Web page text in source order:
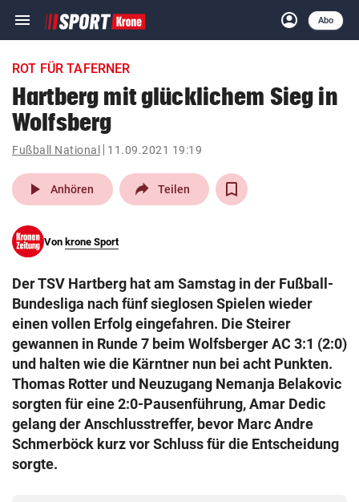
menu Navigation
ein-/ausklappen
account_circle
Anmelden
Abo
close Schließen
account_circle Anmelden
pin_drop
Wien arrow_right
search
eingeben
Muthgasse 2, 1190 Wien
ROT FÜR TAFERNER
Hartberg mit glücklichem Sieg in
Wolfsberg
Fußball National 11.09.2021 19:19
play_arrow Anhören Teilen
Von krone Sport
Der TSV Hartberg hat am Samstag in der Fußball-
Bundesliga nach fünf sieglosen Spielen wieder
einen vollen Erfolg eingefahren. Die Steirer
gewannen in Runde 7 beim Wolfsberger AC 3:1 (2:0)
und halten wie die Kärntner nun bei acht Punkten.
Thomas Rotter und Neuzugang Nemanja Belakovic
sorgten für eine 2:0-Pausenführung, Amar Dedic
gelang der Anschlusstreffer, bevor Marc Andre
Schmerböck kurz vor Schluss für die Entscheidung
sorgte.